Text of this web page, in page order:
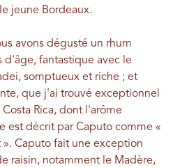
jeune Bordeaux.
avons dégusté un rhum
d'âge, fantastique avec le
somptueux et riche ; et
que j'ai trouvé exceptionnel
Rica, dont l'arôme
est décrit par Caputo comme «
». Caputo fait une exception
raisin, notamment le Madère,